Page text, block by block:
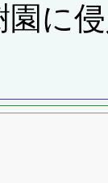
園に